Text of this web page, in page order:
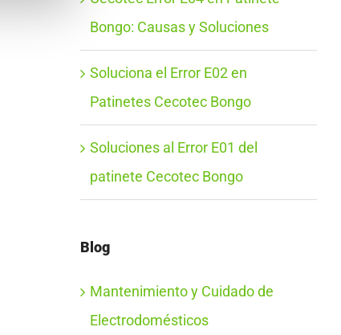
Bongo: Causas y Soluciones
Soluciona el Error E02 en
Patinetes Cecotec Bongo
Soluciones al Error E01 del
patinete Cecotec Bongo
Blog
Mantenimiento y Cuidado de
Electrodomésticos